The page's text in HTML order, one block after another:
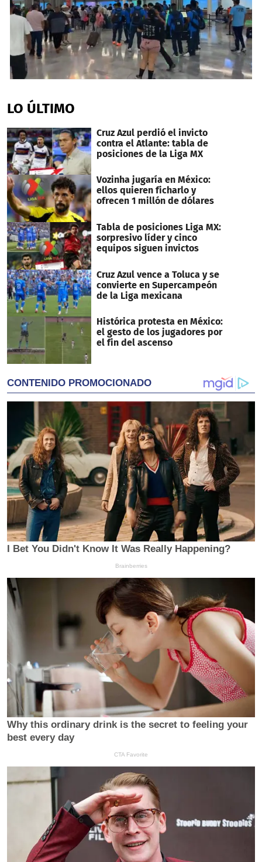
of
25
11
seconds
LO ÚLTIMO
Cruz Azul perdió el invicto
contra el Atlante: tabla de
posiciones de la Liga MX
Vozinha jugaría en México:
ellos quieren ficharlo y
ofrecen 1 millón de dólares
Tabla de posiciones Liga MX:
sorpresivo líder y cinco
equipos siguen invictos
Cruz Azul vence a Toluca y se
convierte en Supercampeón
de la Liga mexicana
Histórica protesta en México:
el gesto de los jugadores por
el fin del ascenso